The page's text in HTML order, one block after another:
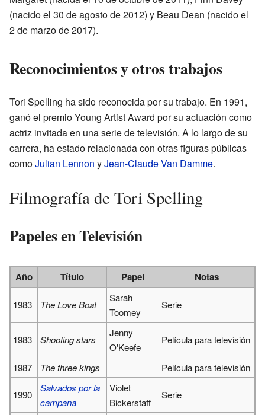
(nacido el 30 de agosto de 2012) y Beau Dean (nacido el
2 de marzo de 2017).
Reconocimientos y otros trabajos
Tori Spelling ha sido reconocida por su trabajo. En 1991,
ganó el premio Young Artist Award por su actuación como
actriz invitada en una serie de televisión. A lo largo de su
carrera, ha estado relacionada con otras figuras públicas
comoJulian Lennon yJean-Claude Van Damme.
Filmografía de Tori Spelling
Papeles en Televisión
Año Título Papel Notas
1983 The Love Boat
Sarah
Toomey
Serie
1983 Shooting stars
Jenny
O'Keefe
Película para televisión
1987 The three kings Película para televisión
1990
Salvados por la
campana
Violet
Bickerstaff
Serie